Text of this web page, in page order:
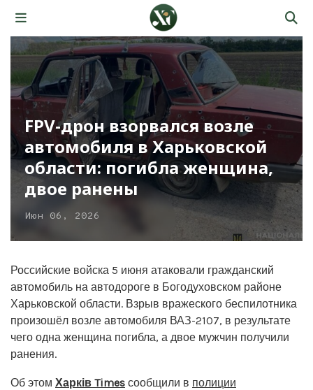
FPV-дрон взорвался возле
автомобиля в Харьковской
области: погибла женщина,
двое ранены
Июн 06, 2026
Российские войска 5 июня атаковали гражданский
автомобиль на автодороге в Богодуховском районе
Харьковской области. Взрыв вражеского беспилотника
произошёл возле автомобиля ВАЗ-2107, в результате
чего одна женщина погибла, а двое мужчин получили
ранения.
Об этом Харків Times сообщили в полиции